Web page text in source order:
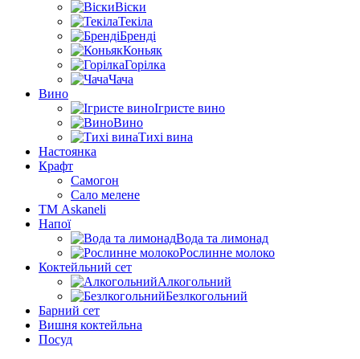
Віски
Текіла
Бренді
Коньяк
Горілка
Чача
Вино
Ігристе вино
Вино
Тихі вина
Настоянка
Крафт
Самогон
Сало мелене
ТМ Askaneli
Напої
Вода та лимонад
Рослинне молоко
Коктейльний сет
Алкогольний
Безлкогольний
Барний сет
Вишня коктейльна
Посуд